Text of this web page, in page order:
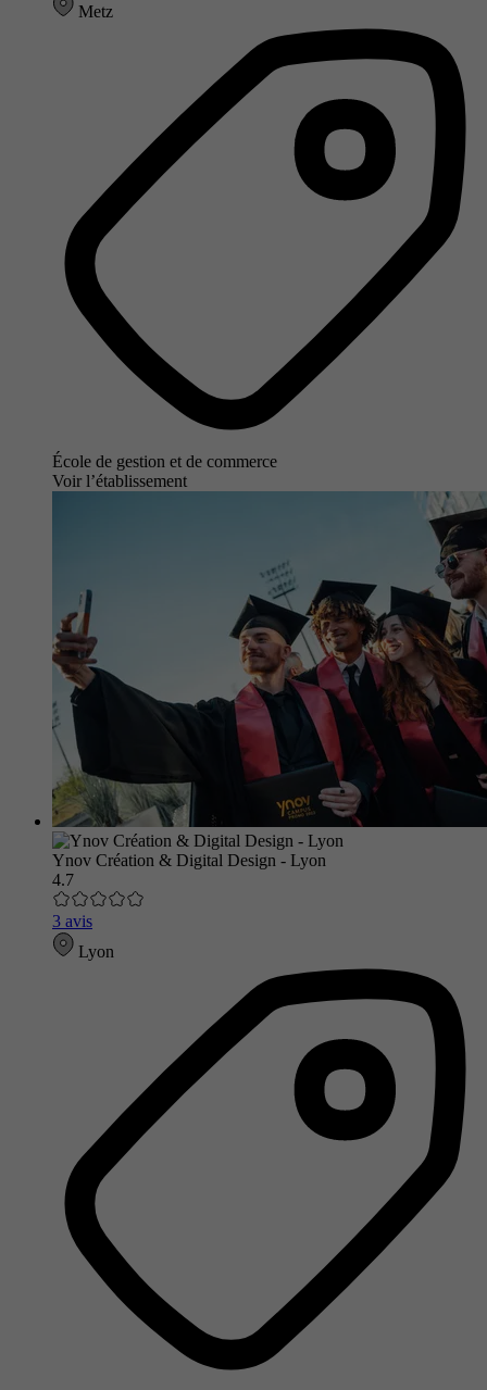
Metz
École de gestion et de commerce
Voir l’établissement
Ynov Création & Digital Design - Lyon
4.7
3 avis
Lyon